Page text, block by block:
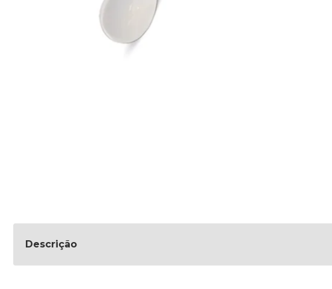
Descrição